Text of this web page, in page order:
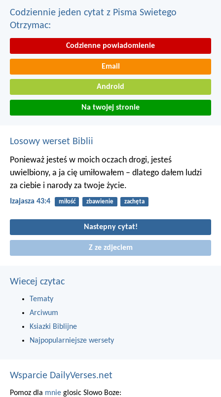
Codziennie jeden cytat z Pisma Swietego
Otrzymac:
Codzienne powiadomienie
Email
Android
Na twojej stronie
Losowy werset Biblii
Ponieważ jesteś w moich oczach drogi, jesteś
uwielbiony, a ja cię umiłowałem – dlatego dałem ludzi
za ciebie i narody za twoje życie.
Izajasza 43:4 miłość zbawienie zachęta
Nastepny cytat!
Z ze zdjeciem
Wiecej czytac
Tematy
Arciwum
Ksiazki Biblijne
Najpopularniejsze wersety
Wsparcie DailyVerses.net
Pomoz dla mnie glosic Slowo Boze: